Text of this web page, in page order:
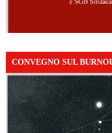
CONVEGNO SUL